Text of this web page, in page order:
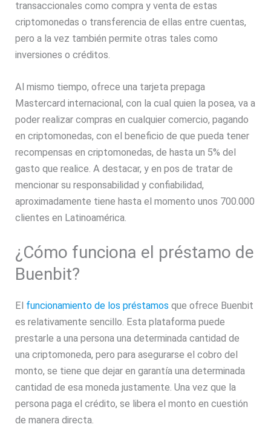
transaccionales como compra y venta de estas
criptomonedas o transferencia de ellas entre cuentas,
pero a la vez también permite otras tales como
inversiones o créditos.
Al mismo tiempo, ofrece una tarjeta prepaga
Mastercard internacional, con la cual quien la posea, va a
poder realizar compras en cualquier comercio, pagando
en criptomonedas, con el beneficio de que pueda tener
recompensas en criptomonedas, de hasta un 5% del
gasto que realice. A destacar, y en pos de tratar de
mencionar su responsabilidad y confiabilidad,
aproximadamente tiene hasta el momento unos 700.000
clientes en Latinoamérica.
¿Cómo funciona el préstamo de
Buenbit?
El funcionamiento de los préstamos que ofrece Buenbit
es relativamente sencillo. Esta plataforma puede
prestarle a una persona una determinada cantidad de
una criptomoneda, pero para asegurarse el cobro del
monto, se tiene que dejar en garantía una determinada
cantidad de esa moneda justamente. Una vez que la
persona paga el crédito, se libera el monto en cuestión
de manera directa.